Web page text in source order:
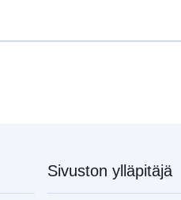
Sivuston ylläpitäjä